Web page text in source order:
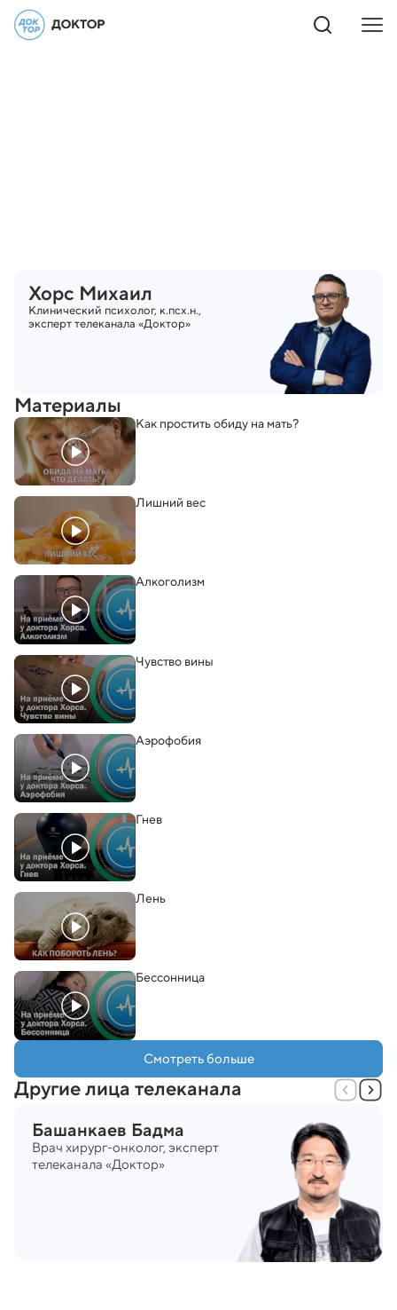
Хорс Михаил
Клинический психолог, к.псх.н.,
эксперт телеканала «Доктор»
Материалы
Как простить обиду на мать?
Лишний вес
Алкоголизм
Чувство вины
Аэрофобия
Гнев
Лень
Бессонница
Смотреть больше
Другие лица телеканала
Башанкаев Бадма
Врач хирург-онколог, эксперт
телеканала «Доктор»